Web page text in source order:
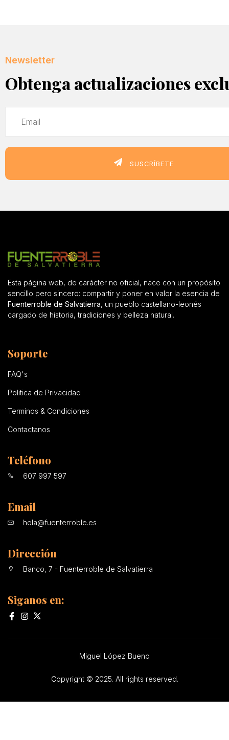
Newsletter
Obtenga actualizaciones
SUSCRÍBETE
Esta página web, de carácter no oficial, nace con un propósito
sencillo pero sincero: compartir y poner en valor la esencia de
Fuenterroble de Salvatierra, un pueblo castellano-leonés
cargado de historia, tradiciones y belleza natural.
Soporte
FAQ's
Politica de Privacidad
Terminos & Condiciones
Contactanos
Teléfono
607 997 597
Email
hola@fuenterroble.es
Dirección
Banco, 7 - Fuenterroble de Salvatierra
Siganos en:
Miguel López Bueno
Copyright © 2025. All rights reserved.